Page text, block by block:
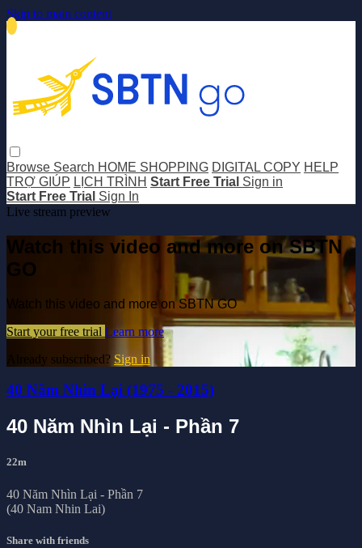
Skip to main content
Browse Search HOME SHOPPING DIGITAL COPY HELP
TRỢ GIÚP LỊCH TRÌNH Start Free Trial Sign in
Start Free Trial Sign In
Live stream preview
Watch this video and more on SBTN
GO
Watch this video and more on SBTN GO
Start your free trial Learn more
Already subscribed? Sign in
40 Năm Nhìn Lại (1975 - 2015)
40 Năm Nhìn Lại - Phần 7
22m
40 Năm Nhìn Lại - Phần 7
(40 Nam Nhin Lai)
Share with friends